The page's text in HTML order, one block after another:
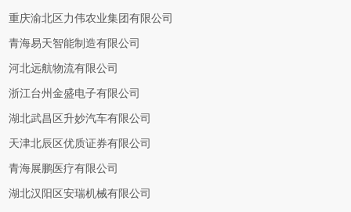
重庆渝北区力伟农业集团有限公司
青海易天智能制造有限公司
河北远航物流有限公司
浙江台州金盛电子有限公司
湖北武昌区升妙汽车有限公司
天津北辰区优质证券有限公司
青海展鹏医疗有限公司
湖北汉阳区安瑞机械有限公司